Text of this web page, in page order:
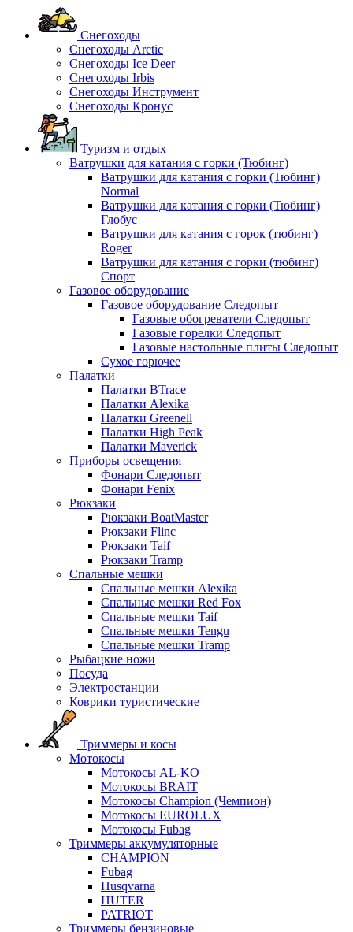
Снегоходы
Снегоходы Arctic
Снегоходы Ice Deer
Снегоходы Irbis
Снегоходы Инструмент
Снегоходы Кронус
Туризм и отдых
Ватрушки для катания с горки (Тюбинг)
Ватрушки для катания с горки (Тюбинг)
Normal
Ватрушки для катания с горки (Тюбинг)
Глобус
Ватрушки для катания с горок (тюбинг)
Roger
Ватрушки для катания с горки (тюбинг)
Спорт
Газовое оборудование
Газовое оборудование Следопыт
Газовые обогреватели Следопыт
Газовые горелки Следопыт
Газовые настольные плиты Следопыт
Сухое горючее
Палатки
Палатки BTrace
Палатки Alexika
Палатки Greenell
Палатки High Peak
Палатки Maverick
Приборы освещения
Фонари Следопыт
Фонари Fenix
Рюкзаки
Рюкзаки BoatMaster
Рюкзаки Flinc
Рюкзаки Taif
Рюкзаки Tramp
Спальные мешки
Спальные мешки Alexika
Спальные мешки Red Fox
Спальные мешки Taif
Спальные мешки Tengu
Спальные мешки Tramp
Рыбацкие ножи
Посуда
Электростанции
Коврики туристические
Триммеры и косы
Мотокосы
Мотокосы AL-KO
Мотокосы BRAIT
Мотокосы Champion (Чемпион)
Мотокосы EUROLUX
Мотокосы Fubag
Триммеры аккумуляторные
CHAMPION
Fubag
Husqvarna
HUTER
PATRIOT
Триммеры бензиновые